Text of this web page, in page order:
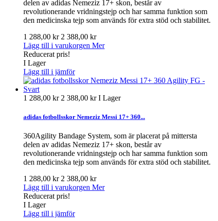
delen av adidas Nemeziz 17+ skon, består av
revolutionerande vridningstejp och har samma funktion som
den medicinska tejp som används för extra stöd och stabilitet.
1 288,00 kr 2 388,00 kr
Lägg till i varukorgen Mer
Reducerat pris!
I Lager
Lägg till i jämför
1 288,00 kr 2 388,00 krI Lager
adidas fotbollsskor Nemeziz Messi 17+ 360...
360Agility Bandage System, som är placerat på mittersta
delen av adidas Nemeziz 17+ skon, består av
revolutionerande vridningstejp och har samma funktion som
den medicinska tejp som används för extra stöd och stabilitet.
1 288,00 kr 2 388,00 kr
Lägg till i varukorgen Mer
Reducerat pris!
I Lager
Lägg till i jämför